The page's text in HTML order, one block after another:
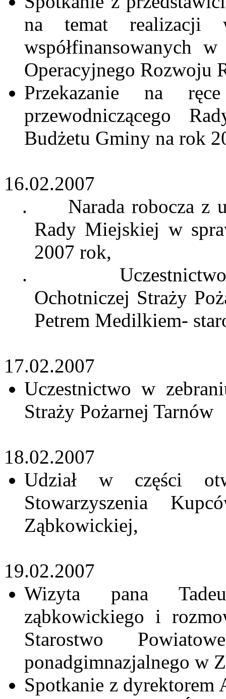
na temat realizacji
współfinansowanych
Operacyjnego Rozwoju
Przekazanie na
przewodniczącego
Budżetu Gminy na rok
16.02.2007
.
Narada robocza z
Rady Miejskiej w
2007 rok,
.
Ochotniczej Straży
Petrem Medilkiem-
17.02.2007
Uczestnictwo w
Straży Pożarnej Tarnów
18.02.2007
Udział w części
Stowarzyszenia
Ząbkowickiej,
19.02.2007
Wizyta pana
ząbkowickiego i
Starostwo
ponadgimnazjalnego w
Spotkanie z dyrektorem